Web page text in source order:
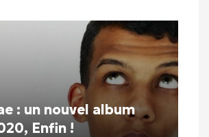
: un nouvel album
Enfin !